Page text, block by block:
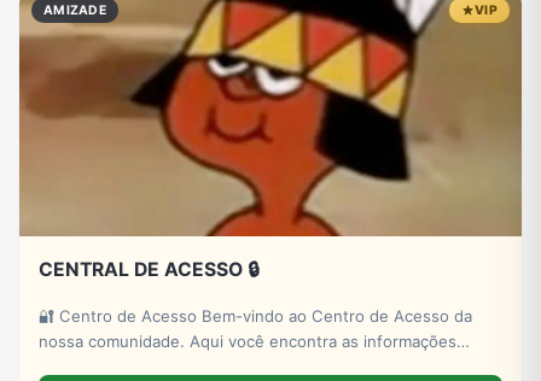
AMIZADE VIP
CENTRAL DE ACESSO 🔒
🔐 Centro de Acesso Bem-vindo ao Centro de Acesso da
nossa comunidade. Aqui você encontra as informações